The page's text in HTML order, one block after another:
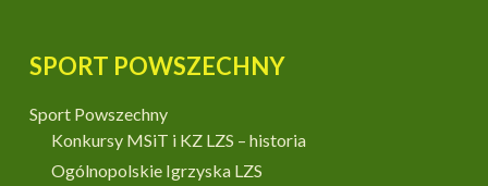
SPORT POWSZECHNY
Sport Powszechny
Konkursy MSiT i KZ LZS – historia
Ogólnopolskie Igrzyska LZS